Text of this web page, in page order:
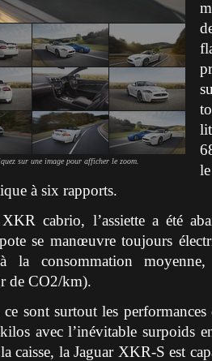
sur une image pour afficher le zoom.
à six rapports.
cabrio, l’assiette a été
se manœuvre toujours
la consommation
de CO2/km).
sont surtout les
avec l’inévitable surpoids
caisse, la Jaguar XKR-S est